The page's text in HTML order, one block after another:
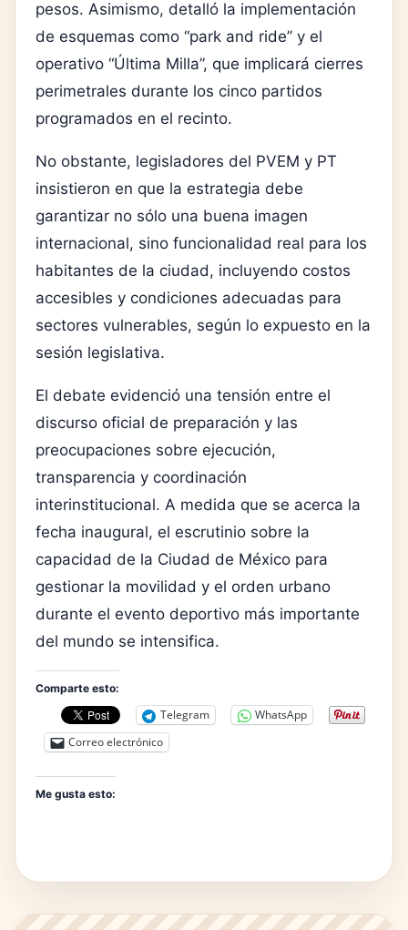
pesos. Asimismo, detalló la implementación
de esquemas como “park and ride” y el
operativo “Última Milla”, que implicará cierres
perimetrales durante los cinco partidos
programados en el recinto.
No obstante, legisladores del PVEM y PT
insistieron en que la estrategia debe
garantizar no sólo una buena imagen
internacional, sino funcionalidad real para los
habitantes de la ciudad, incluyendo costos
accesibles y condiciones adecuadas para
sectores vulnerables, según lo expuesto en la
sesión legislativa.
El debate evidenció una tensión entre el
discurso oficial de preparación y las
preocupaciones sobre ejecución,
transparencia y coordinación
interinstitucional. A medida que se acerca la
fecha inaugural, el escrutinio sobre la
capacidad de la Ciudad de México para
gestionar la movilidad y el orden urbano
durante el evento deportivo más importante
del mundo se intensifica.
Comparte esto:
Telegram
WhatsApp
Correo electrónico
Me gusta esto: